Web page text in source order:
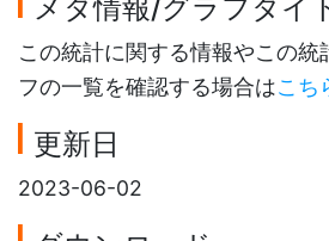
メタ情報/グラフタイ
この統計に関する情報やこの統
フの一覧を確認する場合はこち
更新日
2023-06-02